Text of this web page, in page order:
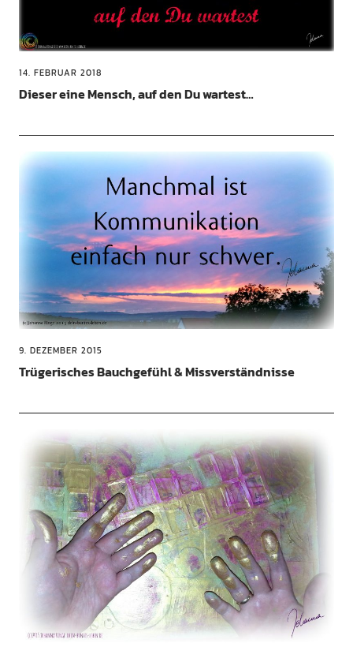
14. FEBRUAR 2018
Dieser eine Mensch, auf den Du wartest…
9. DEZEMBER 2015
Trügerisches Bauchgefühl & Missverständnisse